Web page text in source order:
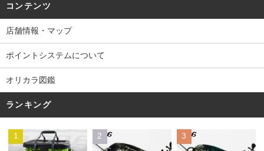
コンテンツ
店舗情報・マップ
ポイントシステムについて
オリカラ図鑑
ランキング
1 2 3